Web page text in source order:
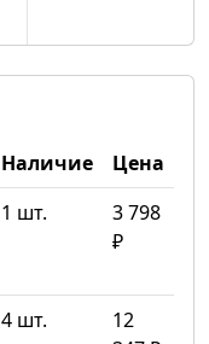
Наличие
Цена
1 шт.
3 798
₽
4 шт.
12